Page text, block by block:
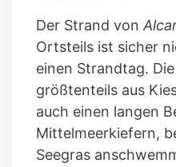
Der Strand von
Ortsteils ist sicher
einen Strandtag.
größtenteils aus
auch einen langen
Mittelmeerkiefern,
Seegras